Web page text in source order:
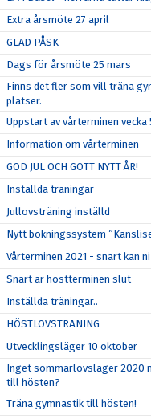
Extra årsmöte 27 april
GLAD PÅSK
Dags för årsmöte 25 mars
Finns det fler som vill träna
platser.
Uppstart av vårterminen vecka
Information om vårterminen
GOD JUL OCH GOTT NYTT ÅR!
Inställda träningar
Jullovsträning inställd
Nytt bokningssystem
Vårterminen 2021 - snart kan
Snart är höstterminen slut
Inställda träningar..
HÖSTLOVSTRÄNING
Utvecklingsläger 10 oktober
Inget sommarlovsläger 2020
till hösten?
Träna gymnastik till hösten!